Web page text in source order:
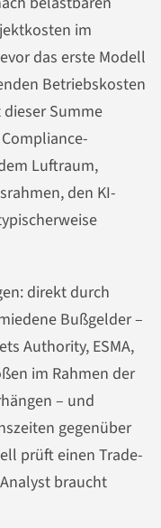
im
das erste Modell
Betriebskosten
Summe
Luftraum,
den KI-
direkt durch
Bußgelder –
Authority, ESMA,
im Rahmen der
– und
gegenüber
prüft einen Trade-
braucht